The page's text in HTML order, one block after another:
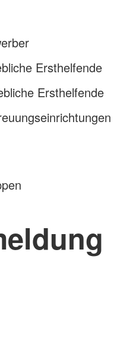
Ersthelfende
Ersthelfende